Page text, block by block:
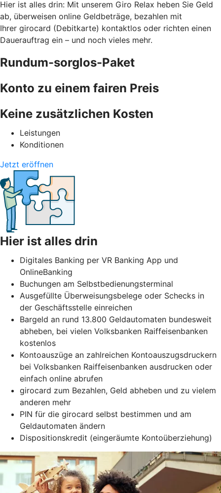
Hier ist alles drin: Mit unserem Giro Relax heben Sie Geld
ab, überweisen online Geldbeträge, bezahlen mit
Ihrer girocard (Debitkarte) kontaktlos oder richten einen
Dauerauftrag ein – und noch vieles mehr.
Rundum-sorglos-Paket
Konto zu einem fairen Preis
Keine zusätzlichen Kosten
Leistungen
Konditionen
Jetzt eröffnen
Hier ist alles drin
Digitales Banking per VR Banking App und
OnlineBanking
Buchungen am Selbstbedienungsterminal
Ausgefüllte Überweisungsbelege oder Schecks in
der Geschäftsstelle einreichen
Bargeld an rund 13.800 Geldautomaten bundesweit
abheben, bei vielen Volksbanken Raiffeisenbanken
kostenlos
Kontoauszüge an zahlreichen Kontoauszugsdruckern
bei Volksbanken Raiffeisenbanken ausdrucken oder
einfach online abrufen
girocard zum Bezahlen, Geld abheben und zu vielem
anderen mehr
PIN für die girocard selbst bestimmen und am
Geldautomaten ändern
Dispositionskredit (eingeräumte Kontoüberziehung)